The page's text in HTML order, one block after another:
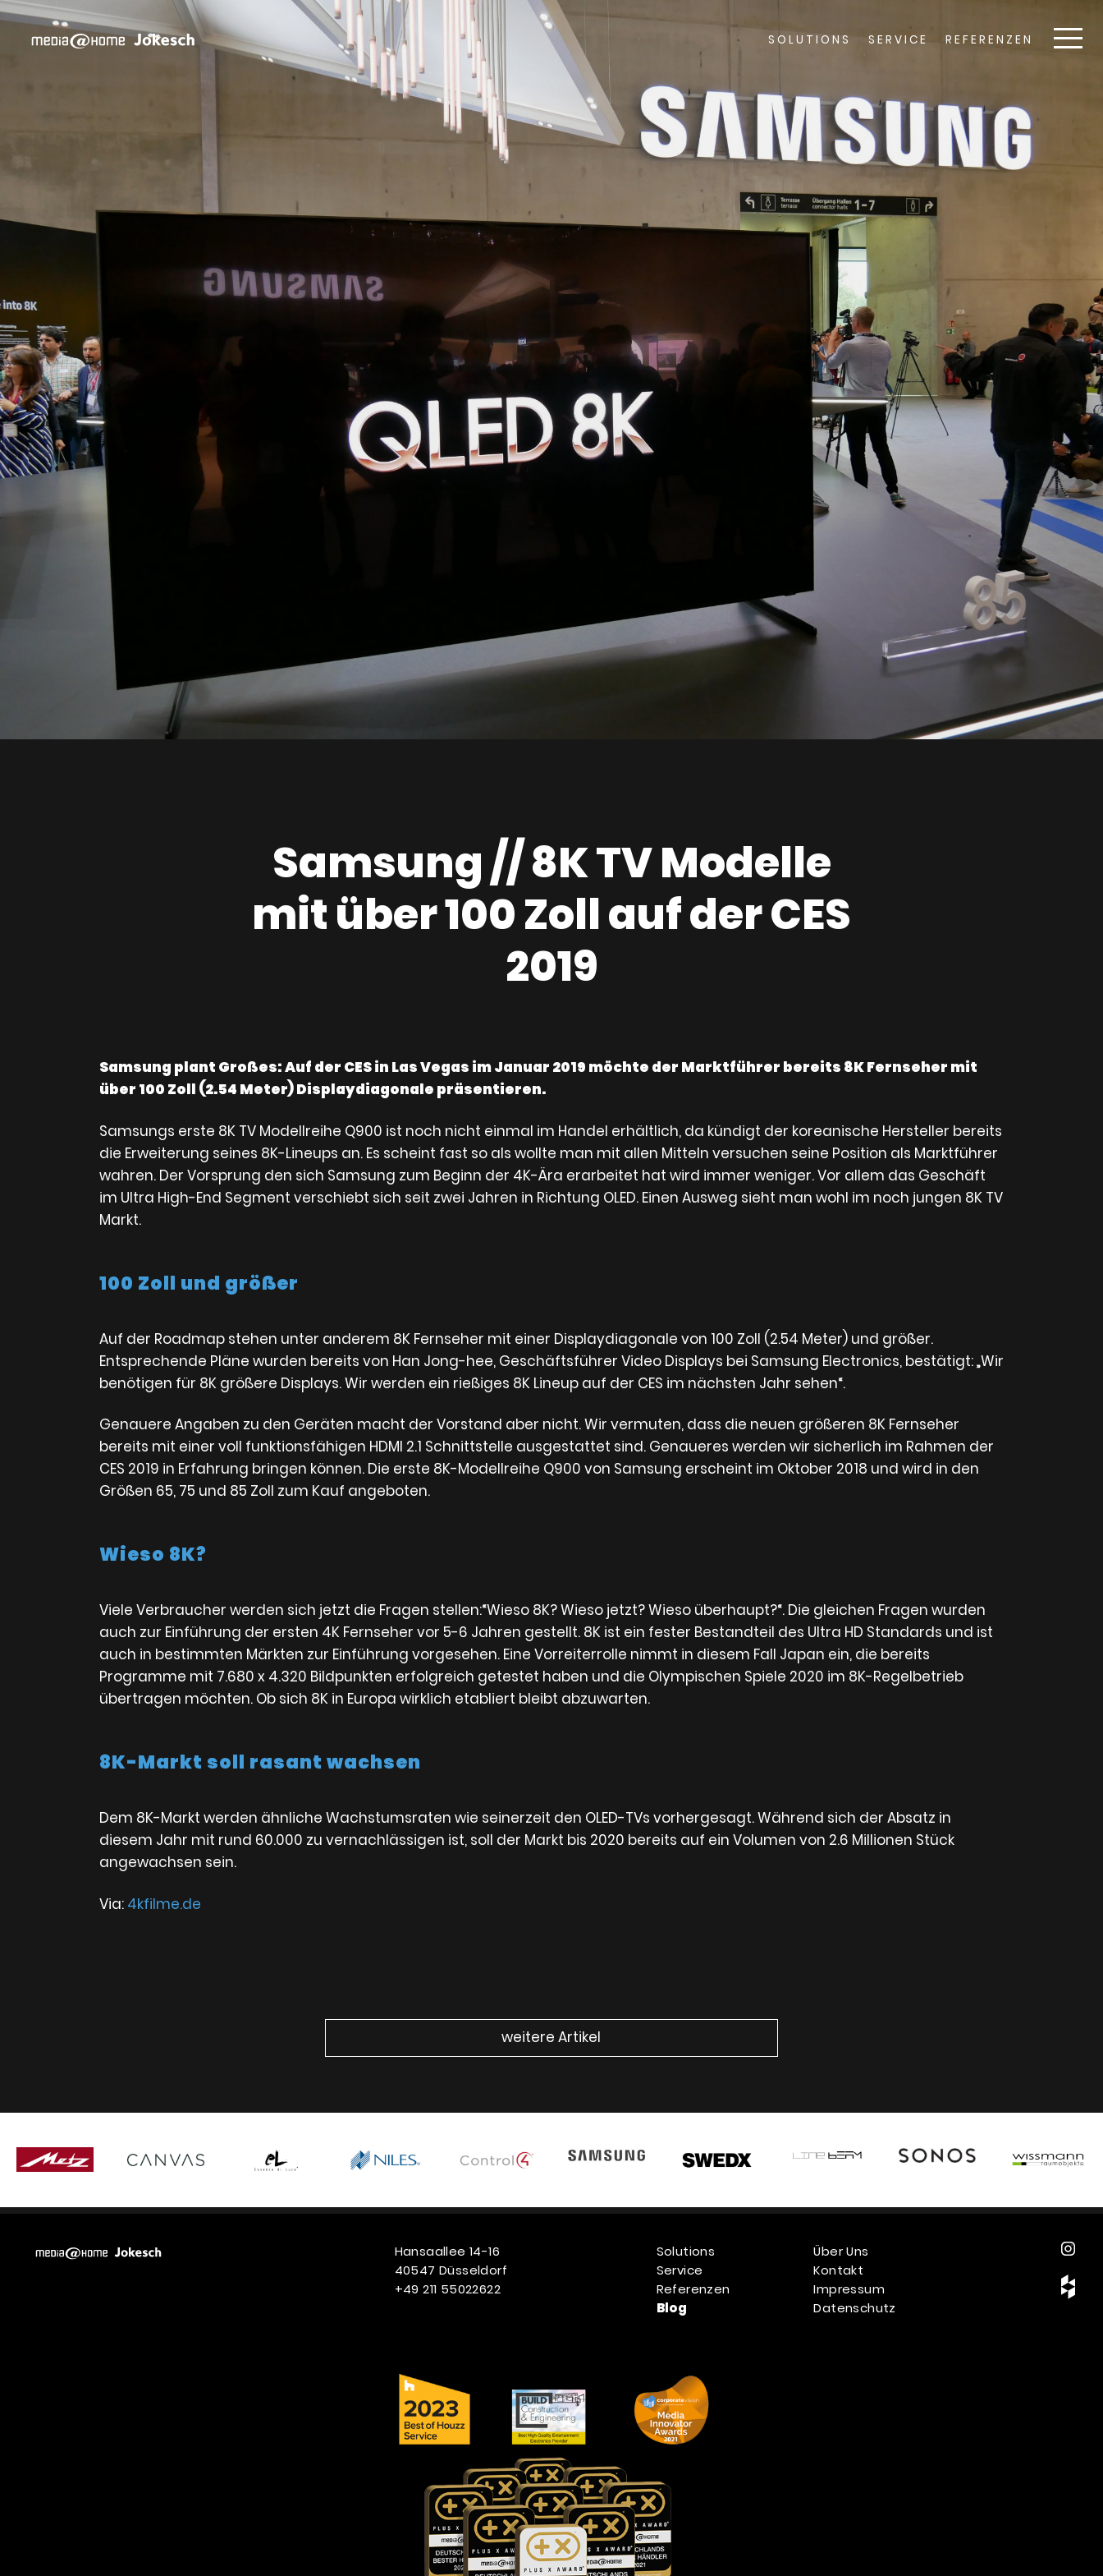
SOLUTIONS SERVICE REFERENZEN
Samsung // 8K TV Modelle
mit über 100 Zoll auf der CES
2019
Samsung plant Großes: Auf der CES in Las Vegas im Januar 2019 möchte der Marktführer bereits 8K Fernseher mit
über 100 Zoll (2.54 Meter) Displaydiagonale präsentieren.
Samsungs erste 8K TV Modellreihe Q900 ist noch nicht einmal im Handel erhältlich, da kündigt der koreanische Hersteller bereits
die Erweiterung seines 8K-Lineups an. Es scheint fast so als wollte man mit allen Mitteln versuchen seine Position als Marktführer
wahren. Der Vorsprung den sich Samsung zum Beginn der 4K-Ära erarbeitet hat wird immer weniger. Vor allem das Geschäft
im Ultra High-End Segment verschiebt sich seit zwei Jahren in Richtung OLED. Einen Ausweg sieht man wohl im noch jungen 8K TV
Markt.
100 Zoll und größer
Auf der Roadmap stehen unter anderem 8K Fernseher mit einer Displaydiagonale von 100 Zoll (2.54 Meter) und größer.
Entsprechende Pläne wurden bereits von Han Jong-hee, Geschäftsführer Video Displays bei Samsung Electronics, bestätigt: „Wir
benötigen für 8K größere Displays. Wir werden ein rießiges 8K Lineup auf der CES im nächsten Jahr sehen“.
Genauere Angaben zu den Geräten macht der Vorstand aber nicht. Wir vermuten, dass die neuen größeren 8K Fernseher
bereits mit einer voll funktionsfähigen HDMI 2.1 Schnittstelle ausgestattet sind. Genaueres werden wir sicherlich im Rahmen der
CES 2019 in Erfahrung bringen können. Die erste 8K-Modellreihe Q900 von Samsung erscheint im Oktober 2018 und wird in den
Größen 65, 75 und 85 Zoll zum Kauf angeboten.
Wieso 8K?
Viele Verbraucher werden sich jetzt die Fragen stellen:“Wieso 8K? Wieso jetzt? Wieso überhaupt?“. Die gleichen Fragen wurden
auch zur Einführung der ersten 4K Fernseher vor 5-6 Jahren gestellt. 8K ist ein fester Bestandteil des Ultra HD Standards und ist
auch in bestimmten Märkten zur Einführung vorgesehen. Eine Vorreiterrolle nimmt in diesem Fall Japan ein, die bereits
Programme mit 7.680 x 4.320 Bildpunkten erfolgreich getestet haben und die Olympischen Spiele 2020 im 8K-Regelbetrieb
übertragen möchten. Ob sich 8K in Europa wirklich etabliert bleibt abzuwarten.
8K-Markt soll rasant wachsen
Dem 8K-Markt werden ähnliche Wachstumsraten wie seinerzeit den OLED-TVs vorhergesagt. Während sich der Absatz in
diesem Jahr mit rund 60.000 zu vernachlässigen ist, soll der Markt bis 2020 bereits auf ein Volumen von 2.6 Millionen Stück
angewachsen sein.
Via: 4kfilme.de
weitere Artikel
Hansaallee 14-16
40547 Düsseldorf
+49 211 55022622
Solutions
Service
Referenzen
Blog
Über Uns
Kontakt
Impressum
Datenschutz